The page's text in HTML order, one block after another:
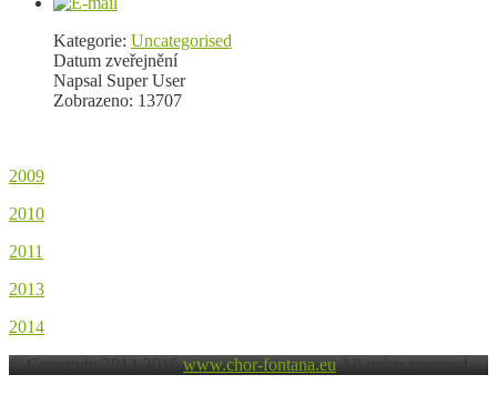
Kategorie: Uncategorised
Datum zveřejnění
Napsal Super User
Zobrazeno: 13707
2009
2010
2011
2013
2014
© Copyright 2014-2015www.chor-fontana.euAll rights reserved.